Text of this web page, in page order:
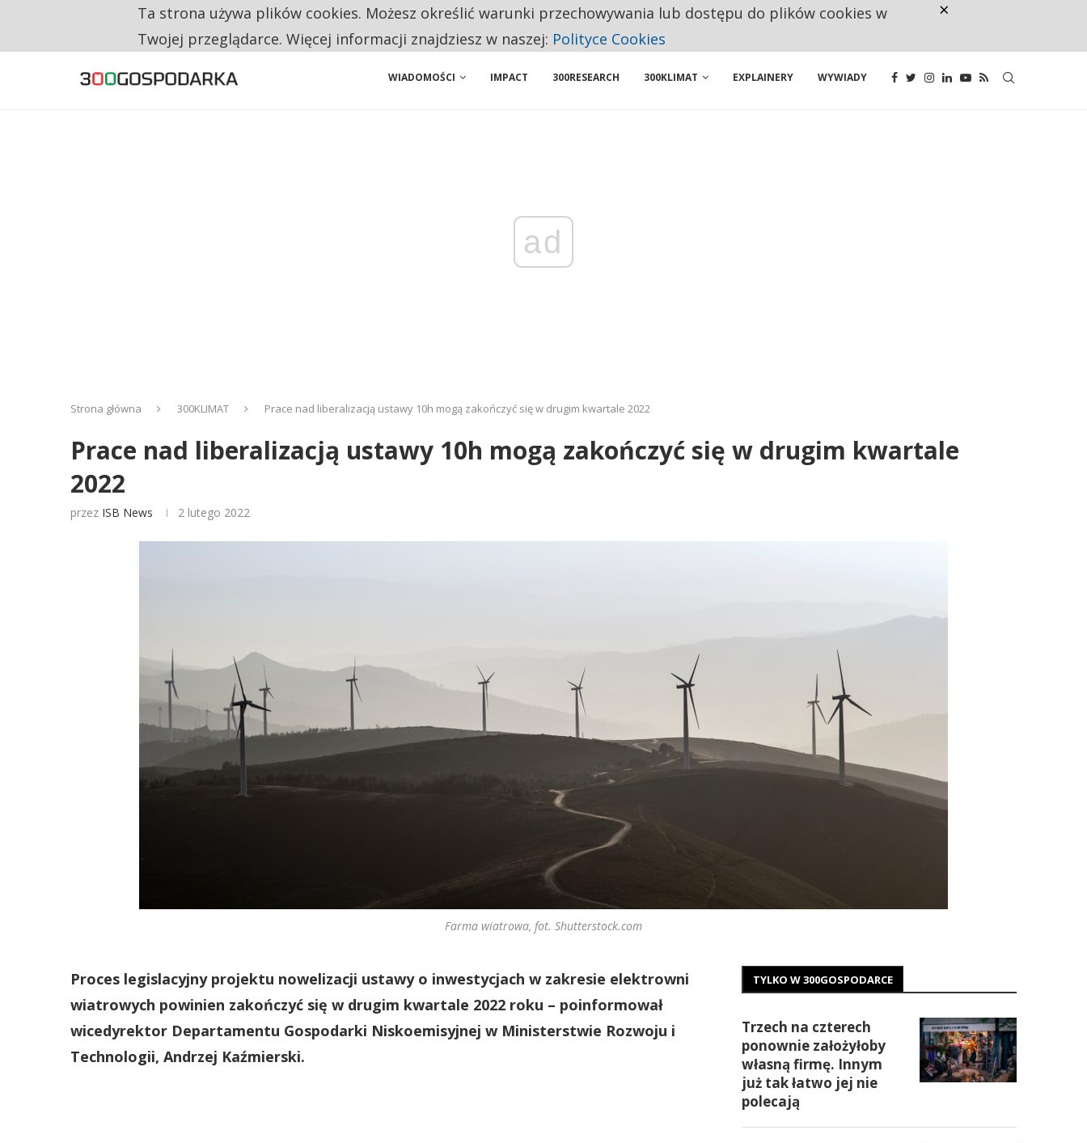
CO TRZECIĄ ZŁOTÓWKĘ Z EMERYTURY SENIORZY PRZEZNACZAJĄ NA PODSTAWOWE ZAKUPY
WIADOMOŚCI IMPACT 300RESEARCH 300KLIMAT EXPLAINERY WYWIADY
ad
Strona główna 300KLIMAT Prace nad liberalizacją ustawy 10h mogą zakończyć się w drugim kwartale 2022
Prace nad liberalizacją ustawy 10h mogą zakończyć się w drugim kwartale
2022
przez ISB News 2 lutego 2022
Farma wiatrowa, fot. Shutterstock.com
Proces legislacyjny projektu nowelizacji ustawy o inwestycjach w zakresie elektrowni
wiatrowych powinien zakończyć się w drugim kwartale 2022 roku – poinformował
wicedyrektor Departamentu Gospodarki Niskoemisyjnej w Ministerstwie Rozwoju i
Technologii, Andrzej Kaźmierski.
TYLKO W 300GOSPODARCE
Trzech na czterech
ponownie założyłoby
własną firmę. Innym
już tak łatwo jej nie
polecają
Ta strona używa plików cookies. Możesz określić warunki przechowywania lub dostępu do plików cookies w
Twojej przeglądarce. Więcej informacji znajdziesz w naszej: Polityce Cookies
×